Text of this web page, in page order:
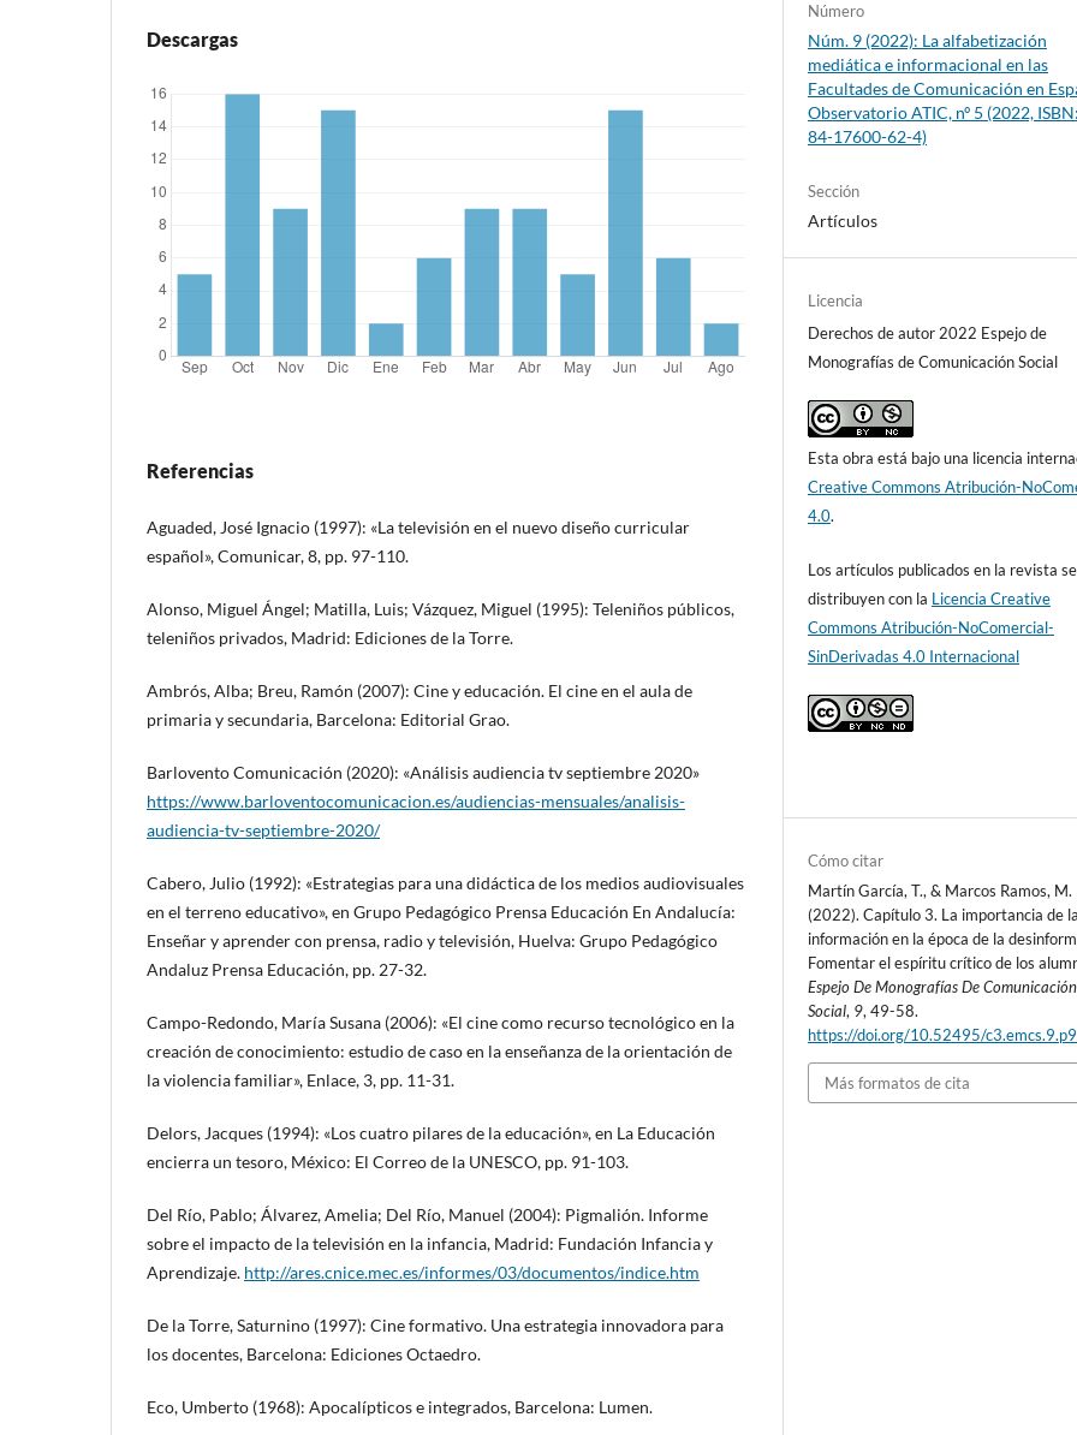
Descargas
Referencias
Aguaded, José Ignacio (1997): «La televisión en el nuevo diseño curricular
español», Comunicar, 8, pp. 97-110.
Alonso, Miguel Ángel; Matilla, Luis; Vázquez, Miguel (1995): Teleniños públicos,
teleniños privados, Madrid: Ediciones de la Torre.
Ambrós, Alba; Breu, Ramón (2007): Cine y educación. El cine en el aula de
primaria y secundaria, Barcelona: Editorial Grao.
Barlovento Comunicación (2020): «Análisis audiencia tv septiembre 2020»
https://www.barloventocomunicacion.es/audiencias-mensuales/analisis-
audiencia-tv-septiembre-2020/
Cabero, Julio (1992): «Estrategias para una didáctica de los medios audiovisuales
en el terreno educativo», en Grupo Pedagógico Prensa Educación En Andalucía:
Enseñar y aprender con prensa, radio y televisión, Huelva: Grupo Pedagógico
Andaluz Prensa Educación, pp. 27-32.
Campo-Redondo, María Susana (2006): «El cine como recurso tecnológico en la
creación de conocimiento: estudio de caso en la enseñanza de la orientación de
la violencia familiar», Enlace, 3, pp. 11-31.
Delors, Jacques (1994): «Los cuatro pilares de la educación», en La Educación
encierra un tesoro, México: El Correo de la UNESCO, pp. 91-103.
Del Río, Pablo; Álvarez, Amelia; Del Río, Manuel (2004): Pigmalión. Informe
sobre el impacto de la televisión en la infancia, Madrid: Fundación Infancia y
Aprendizaje. http://ares.cnice.mec.es/informes/03/documentos/indice.htm
De la Torre, Saturnino (1997): Cine formativo. Una estrategia innovadora para
los docentes, Barcelona: Ediciones Octaedro.
Eco, Umberto (1968): Apocalípticos e integrados, Barcelona: Lumen.
Número
Núm. 9 (2022): La alfabetización
mediática e informacional en las
Facultades de Comunicación en
Observatorio ATIC, nº 5 (2022,
84-17600-62-4)
Sección
Artículos
Licencia
Derechos de autor 2022 Espejo de
Monografías de Comunicación Social
Esta obra está bajo una licencia
Creative Commons Atribución-
4.0.
Los artículos publicados en la revista se
distribuyen con la Licencia Creative
Commons Atribución-NoComercial-
SinDerivadas 4.0 Internacional
Cómo citar
Martín García, T., & Marcos Ramos, M.
(2022). Capítulo 3. La importancia de
información en la época de la
Fomentar el espíritu crítico de los
Espejo De Monografías De Comunicación
Social, 9, 49-58.
https://doi.org/10.52495/
Más formatos de cita